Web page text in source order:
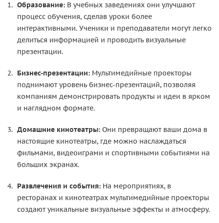
Образование: В учебных заведениях они улучшают
процесс обучения, сделав уроки более
интерактивными. Ученики и преподаватели могут легко
делиться информацией и проводить визуальные
презентации.
Бизнес-презентации: Мультимедийные проекторы
поднимают уровень бизнес-презентаций, позволяя
компаниям демонстрировать продукты и идеи в ярком
и наглядном формате.
Домашние кинотеатры: Они превращают ваши дома в
настоящие кинотеатры, где можно наслаждаться
фильмами, видеоиграми и спортивными событиями на
больших экранах.
Развлечения и события: На мероприятиях, в
ресторанах и кинотеатрах мультимедийные проекторы
создают уникальные визуальные эффекты и атмосферу.